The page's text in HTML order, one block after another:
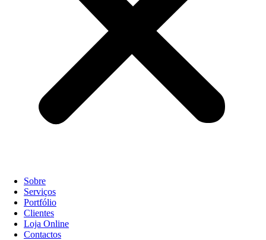
Sobre
Serviços
Portfólio
Clientes
Loja Online
Contactos